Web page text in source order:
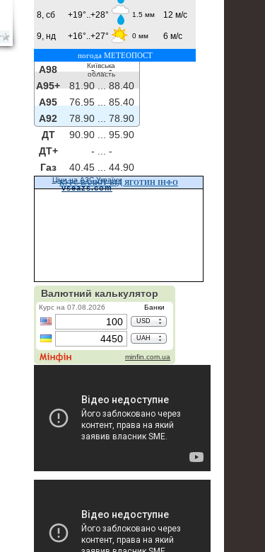
8, сб +19°..+28° 1.5 мм 12 м/с
9, нд +16°..+27° 0 мм 6 м/с
погода МЕТЕОПОСТ
Київська
область
A98 - ...-
A95+
81.90 ...
88.40
A95
76.95 ...
85.40
A92
78.90 ...
78.90
ДТ
90.90 ...
95.90
ДТ+
- ...
-
Газ
40.45 ... 44.90
Ціни на АЗС України
vseazs.com
КУРС ВАЛЮТ ВІД ЯГОТИН ІНФО